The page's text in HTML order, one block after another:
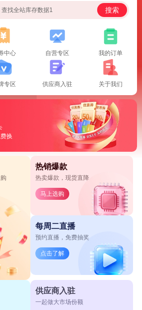
找全站库存数据1 搜索
中心 自营专区 我的订单
专区 供应商入驻 关于我们
换
热销爆款
热卖爆款，现货直降
马上选购
每周二直播
预约直播，免费抽奖
点击了解
供应商入驻
一起做大市场份额